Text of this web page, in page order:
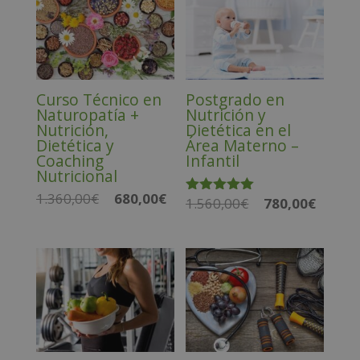
Curso Técnico en
Naturopatía +
Nutrición,
Dietética y
Coaching
Nutricional
1.360,00€
El
era:
1.360,00€.
680,00€El
es:
680,00€.
Postgrado en
Nutrición y
Dietética en el
Área Materno –
Infantil
Valorado
1.560,00€
El
era:
1.560,00€.
780,00€El
es:
780,00€.